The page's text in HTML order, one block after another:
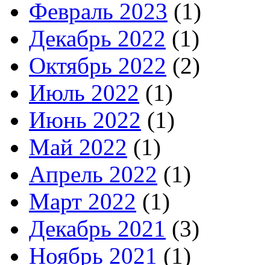
Февраль 2023 (1)
Декабрь 2022 (1)
Октябрь 2022 (2)
Июль 2022 (1)
Июнь 2022 (1)
Май 2022 (1)
Апрель 2022 (1)
Март 2022 (1)
Декабрь 2021 (3)
Ноябрь 2021 (1)